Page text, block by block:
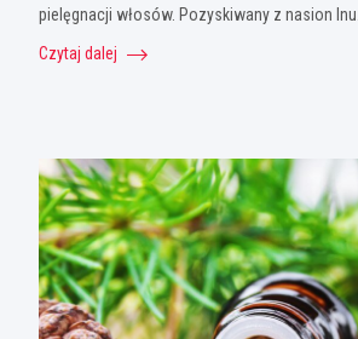
pielęgnacji włosów. Pozyskiwany z nasion lnu…
Czytaj dalej